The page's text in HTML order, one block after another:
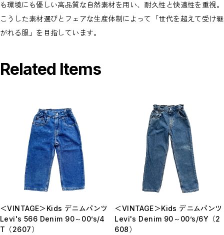
も環境にも優しい高品質な自然素材を用い、耐久性と快適性を重視。
こうした素材選びとフェアな生産体制によって「世代を超えて受け継
がれる服」を目指しています。
Related Items
＜VINTAGE＞Kids デニムパンツ
Levi's 566 Denim 90～00’s/4
T（2607）
＜VINTAGE＞Kids デニムパンツ
Levi's Denim 90～00’s/6Y（2
608）